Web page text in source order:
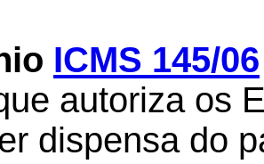
ICMS 145/06
autoriza os
dispensa do